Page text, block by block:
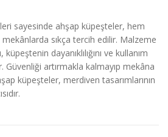
sayesinde ahşap küpeşteler, hem
sıkça tercih edilir. Malzeme
dayanıklılığını ve kullanım
artırmakla kalmayıp mekâna
küpeşteler, merdiven tasarımlarının